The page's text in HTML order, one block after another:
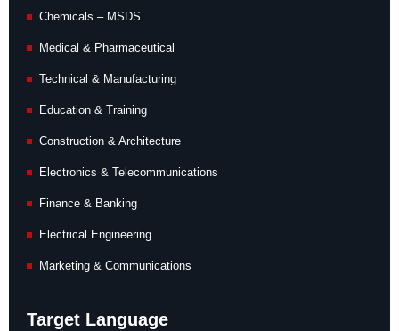
Chemicals – MSDS
Medical & Pharmaceutical
Technical & Manufacturing
Education & Training
Construction & Architecture
Electronics & Telecommunications
Finance & Banking
Electrical Engineering
Marketing & Communications
Target Language